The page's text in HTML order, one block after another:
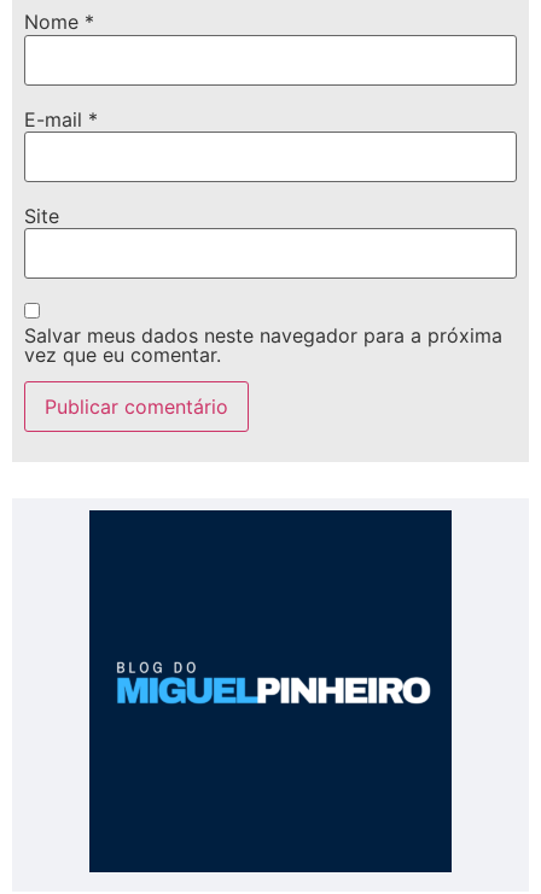
Nome *
E-mail *
Site
Salvar meus dados neste navegador para a próxima
vez que eu comentar.